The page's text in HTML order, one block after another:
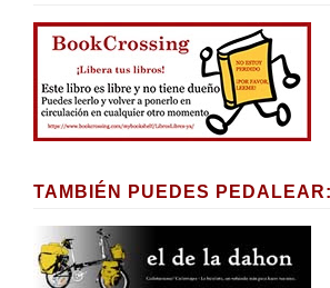
TAMBIÉN PUEDES PEDALEAR: